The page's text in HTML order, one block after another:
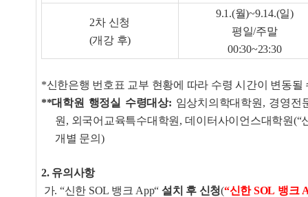
2차 신청
(개강 후)
9.1.(월)~9.14.(일)
평일/주말
00:30~23:30
*신한은행 번호표 교부 현황에 따라 수령 시간이 변동될
**대학원 행정실 수령대상: 임상치의학대학원, 경영
원, 외국어교육특수대학원, 데이터사이언스대학원
개별 문의)
2. 유의사항
가. “신한 SOL 뱅크 App“ 설치 후 신청(“신한 SOL 뱅크